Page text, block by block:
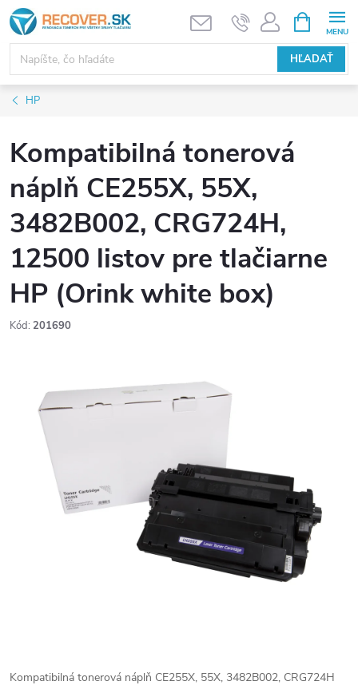
Prejsť
na
obsah
HĽADAŤ
KOŠÍK
HP
Kompatibilná tonerová
náplň CE255X, 55X,
3482B002, CRG724H,
12500 listov pre tlačiarne
HP (Orink white box)
Kód: 201690
Kompatibilná tonerová náplň CE255X, 55X, 3482B002, CRG724H